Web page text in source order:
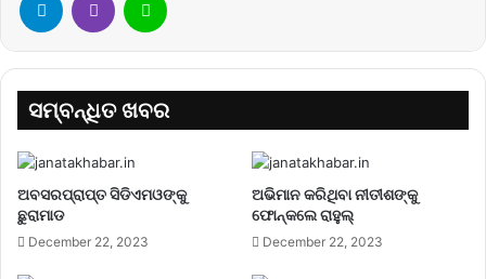
ସମ୍ବନ୍ଧିତ ଖବର
ଅବସରପ୍ରାପ୍ତ ସିଡିଏମଓଙ୍କୁ
ଛୁରାମାଡ
December 22, 2023
ଅଭିମାନ କରିଥିବା ନୀତୀଶଙ୍କୁ
ଫୋନ୍‌କଲେ ରାହୁଲ୍‌
December 22, 2023